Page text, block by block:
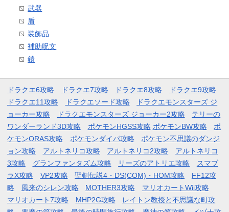
武器
盾
装飾品
補助呪文
鎧
ドラクエ6攻略 ドラクエ7攻略 ドラクエ8攻略
ドラクエ9攻略
ドラクエ11攻略
ドラクエソード攻略
ドラクエモンスターズ ジ
ョーカー攻略
ドラクエモンスターズ ジョーカー2攻略
テリーの
ワンダーランド3D攻略
ポケモンHGSS攻略 ポケモンBW攻略
ポ
ケモンORAS攻略
ポケモンダイパ攻略
ポケモン不思議のダンジ
ョン攻略
アルトネリコ攻略 アルトネリコ2攻略
アルトネリコ
3攻略
グランファンタズム攻略 リーズのアトリエ攻略
スマブ
ラX攻略
VP2攻略 聖剣伝説4・DS(COM)・HOM攻略
FF12攻
略
風来のシレン攻略 MOTHER3攻略
マリオカートWii攻略
マリオカート7攻略
MHP2G攻略
レイトン教授と不思議な町攻